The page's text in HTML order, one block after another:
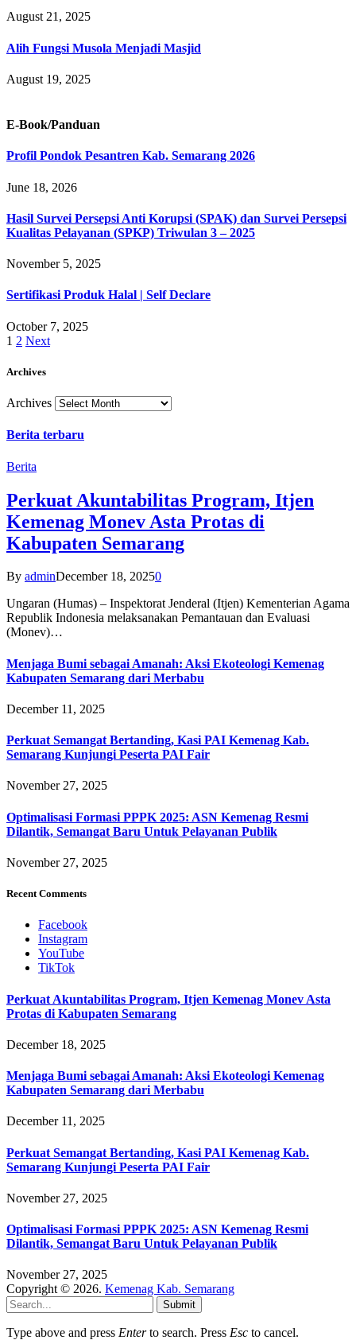
August 21, 2025
Alih Fungsi Musola Menjadi Masjid
August 19, 2025
E-Book/Panduan
Profil Pondok Pesantren Kab. Semarang 2026
June 18, 2026
Hasil Survei Persepsi Anti Korupsi (SPAK) dan Survei Persepsi
Kualitas Pelayanan (SPKP) Triwulan 3 – 2025
November 5, 2025
Sertifikasi Produk Halal | Self Declare
October 7, 2025
1 2 Next
Archives
Archives
Berita terbaru
Berita
Perkuat Akuntabilitas Program, Itjen
Kemenag Monev Asta Protas di
Kabupaten Semarang
By adminDecember 18, 20250
Ungaran (Humas) – Inspektorat Jenderal (Itjen) Kementerian Agama
Republik Indonesia melaksanakan Pemantauan dan Evaluasi
(Monev)…
Menjaga Bumi sebagai Amanah: Aksi Ekoteologi Kemenag
Kabupaten Semarang dari Merbabu
December 11, 2025
Perkuat Semangat Bertanding, Kasi PAI Kemenag Kab.
Semarang Kunjungi Peserta PAI Fair
November 27, 2025
Optimalisasi Formasi PPPK 2025: ASN Kemenag Resmi
Dilantik, Semangat Baru Untuk Pelayanan Publik
November 27, 2025
Recent Comments
Facebook
Instagram
YouTube
TikTok
Perkuat Akuntabilitas Program, Itjen Kemenag Monev Asta
Protas di Kabupaten Semarang
December 18, 2025
Menjaga Bumi sebagai Amanah: Aksi Ekoteologi Kemenag
Kabupaten Semarang dari Merbabu
December 11, 2025
Perkuat Semangat Bertanding, Kasi PAI Kemenag Kab.
Semarang Kunjungi Peserta PAI Fair
November 27, 2025
Optimalisasi Formasi PPPK 2025: ASN Kemenag Resmi
Dilantik, Semangat Baru Untuk Pelayanan Publik
November 27, 2025
Copyright © 2026. Kemenag Kab. Semarang
Submit
Type above and press Enterto search. Press Esc to cancel.